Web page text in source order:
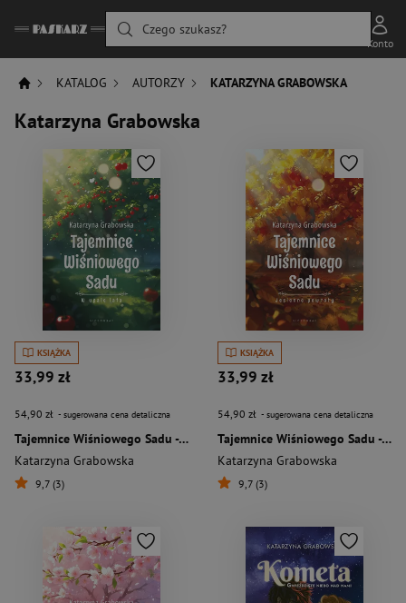
Czego szukasz?
Konto
KATALOG AUTORZY KATARZYNA GRABOWSKA
Katarzyna Grabowska
KSIĄŻKA
33,99 zł
54,90 zł - sugerowana cena detaliczna
Tajemnice Wiśniowego Sadu - W upale lata
Katarzyna Grabowska
9,7 (3)
KSIĄŻKA
33,99 zł
54,90 zł - sugerowana cena detaliczna
Tajemnice Wiśniowego Sadu - Jesienne powroty
Katarzyna Grabowska
9,7 (3)